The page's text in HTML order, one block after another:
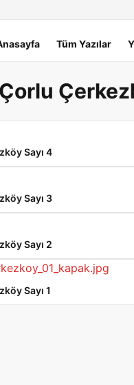
menü
Tüm Yazılar
Sayı 4
Sayı 3
Sayı 2
Sayı 1